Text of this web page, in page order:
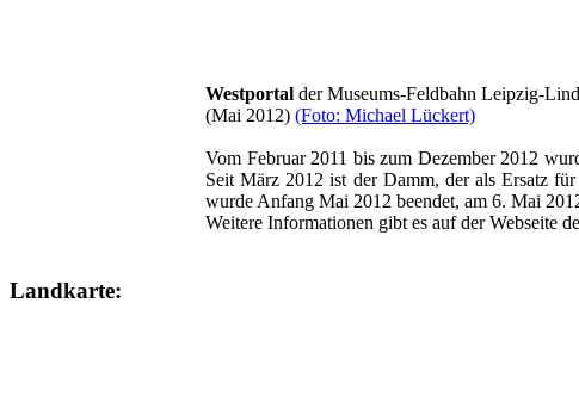
Westportal der Museums-Feldbahn Leipzig-
(Mai 2012) (Foto: Michael Lückert)
Vom Februar 2011 bis zum Dezember 2012
Seit März 2012 ist der Damm, der als Ersatz
wurde Anfang Mai 2012 beendet, am 6. Mai
Weitere Informationen gibt es auf der Webseite
Landkarte: